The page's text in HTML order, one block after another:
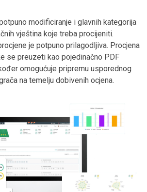
modificiranje i glavnih kategorija
vještina koje treba procijeniti.
je potpuno prilagodljiva. Procjena
se preuzeti kao pojedinačno PDF
omogućuje pripremu usporednog
na temelju dobivenih ocjena.